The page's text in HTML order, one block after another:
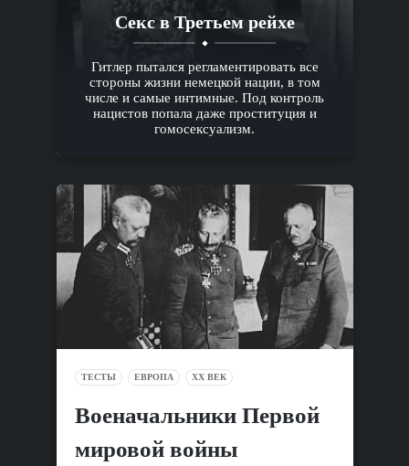
Секс в Третьем рейхе
Гитлер пытался регламентировать все
стороны жизни немецкой нации, в том
числе и самые интимные. Под контроль
нацистов попала даже проституция и
гомосексуализм.
ТЕСТЫ ЕВРОПА XX ВЕК
Военачальники Первой
мировой войны